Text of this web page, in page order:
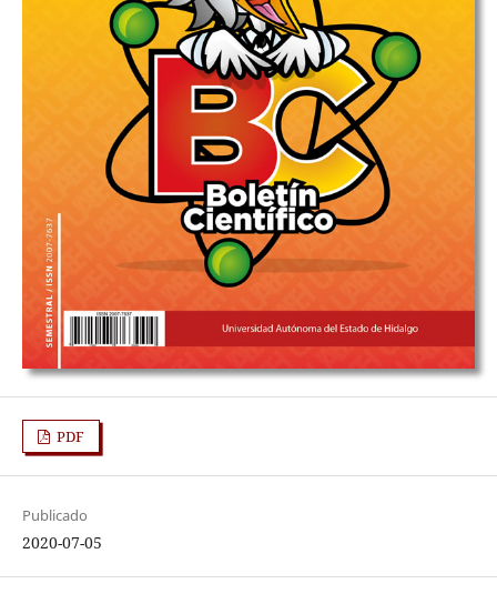
PDF
Publicado
2020-07-05